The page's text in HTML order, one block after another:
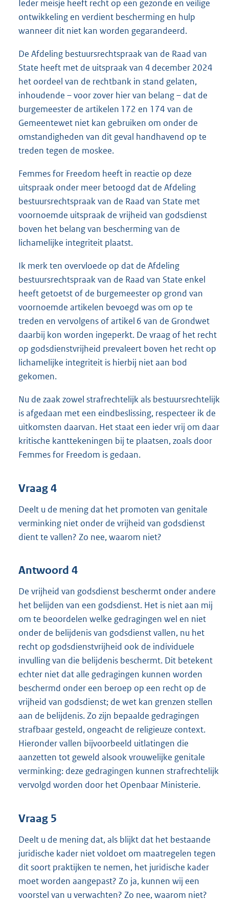
Ieder meisje heeft recht op een gezonde en veilige
ontwikkeling en verdient bescherming en hulp
wanneer dit niet kan worden gegarandeerd.
De Afdeling bestuursrechtspraak van de Raad van
State heeft met de uitspraak van 4 december 2024
het oordeel van de rechtbank in stand gelaten,
inhoudende – voor zover hier van belang – dat de
burgemeester de artikelen 172 en 174 van de
Gemeentewet niet kan gebruiken om onder de
omstandigheden van dit geval handhavend op te
treden tegen de moskee.
Femmes for Freedom heeft in reactie op deze
uitspraak onder meer betoogd dat de Afdeling
bestuursrechtspraak van de Raad van State met
voornoemde uitspraak de vrijheid van godsdienst
boven het belang van bescherming van de
lichamelijke integriteit plaatst.
Ik merk ten overvloede op dat de Afdeling
bestuursrechtspraak van de Raad van State enkel
heeft getoetst of de burgemeester op grond van
voornoemde artikelen bevoegd was om op te
treden en vervolgens of artikel 6 van de Grondwet
daarbij kon worden ingeperkt. De vraag of het recht
op godsdienstvrijheid prevaleert boven het recht op
lichamelijke integriteit is hierbij niet aan bod
gekomen.
Nu de zaak zowel strafrechtelijk als bestuursrechtelijk
is afgedaan met een eindbeslissing, respecteer ik de
uitkomsten daarvan. Het staat een ieder vrij om daar
kritische kanttekeningen bij te plaatsen, zoals door
Femmes for Freedom is gedaan.
Vraag 4
Deelt u de mening dat het promoten van genitale
verminking niet onder de vrijheid van godsdienst
dient te vallen? Zo nee, waarom niet?
Antwoord 4
De vrijheid van godsdienst beschermt onder andere
het belijden van een godsdienst. Het is niet aan mij
om te beoordelen welke gedragingen wel en niet
onder de belijdenis van godsdienst vallen, nu het
recht op godsdienstvrijheid ook de individuele
invulling van die belijdenis beschermt. Dit betekent
echter niet dat alle gedragingen kunnen worden
beschermd onder een beroep op een recht op de
vrijheid van godsdienst; de wet kan grenzen stellen
aan de belijdenis. Zo zijn bepaalde gedragingen
strafbaar gesteld, ongeacht de religieuze context.
Hieronder vallen bijvoorbeeld uitlatingen die
aanzetten tot geweld alsook vrouwelijke genitale
verminking: deze gedragingen kunnen strafrechtelijk
vervolgd worden door het Openbaar Ministerie.
Vraag 5
Deelt u de mening dat, als blijkt dat het bestaande
juridische kader niet voldoet om maatregelen tegen
dit soort praktijken te nemen, het juridische kader
moet worden aangepast? Zo ja, kunnen wij een
voorstel van u verwachten? Zo nee, waarom niet?